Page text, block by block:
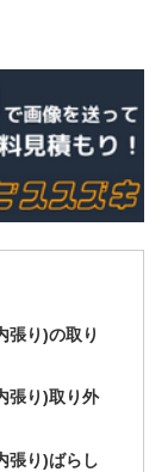
張り)の取り
張り)取り外
張り)ばらし